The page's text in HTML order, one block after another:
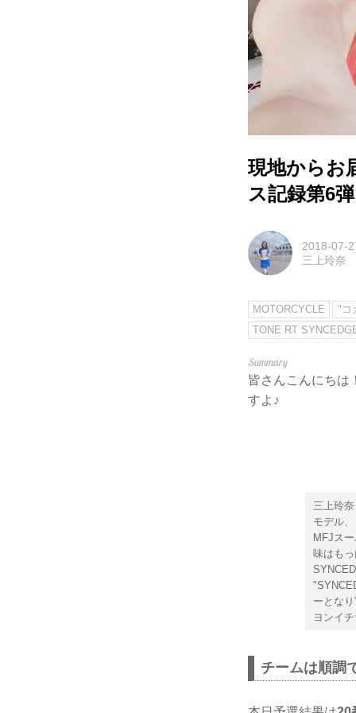
現地からお
ス記録第6
2018-07-
三上玲奈
MOTORCYCLE
"コ
TONE RT
皆さんこんにちは
すよ♪
三上玲奈
モデル
MFJス
味はも
ーとな
ヨンイ
チームは順調